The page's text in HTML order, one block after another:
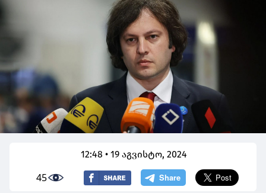
12:48 • 19 აგვისტო, 2024
45